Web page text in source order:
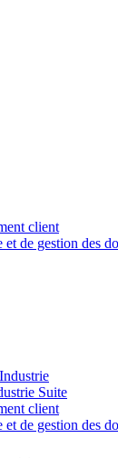
client
et de gestion des
Suite
client
et de gestion des